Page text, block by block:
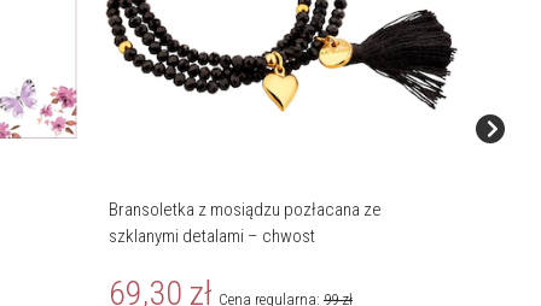
Bransoletka z mosiądzu pozłacana ze
szklanymi detalami – chwost
69,30 zł Cena regularna: 99 zł